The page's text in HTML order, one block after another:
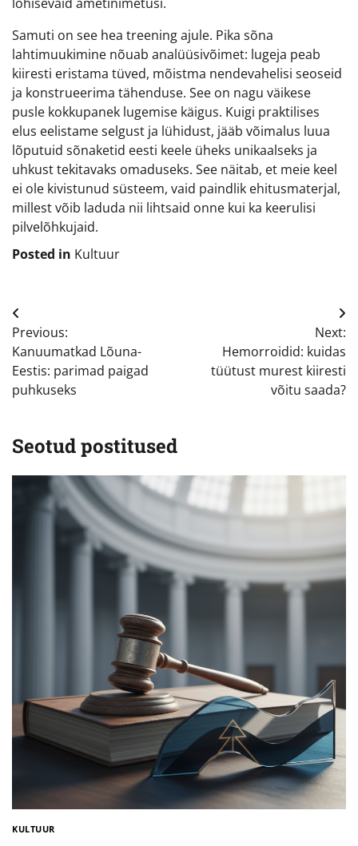
Samuti on see hea treening ajule. Pika sõna
lahtimuukimine nõuab analüüsivõimet: lugeja peab
kiiresti eristama tüved, mõistma nendevahelisi seoseid
ja konstrueerima tähenduse. See on nagu väikese
pusle kokkupanek lugemise käigus. Kuigi praktilises
elus eelistame selgust ja lühidust, jääb võimalus luua
lõputuid sõnaketid eesti keele üheks unikaalseks ja
uhkust tekitavaks omaduseks. See näitab, et meie keel
ei ole kivistunud süsteem, vaid paindlik ehitusmaterjal,
millest võib laduda nii lihtsaid onne kui ka keerulisi
pilvelõhkujaid.
Posted in Kultuur
Navigeerimine
Previous:
Kanuumatkad Lõuna-
Eestis: parimad paigad
puhkuseks
Next:
Hemorroidid: kuidas
tüütust murest kiiresti
võitu saada?
Seotud postitused
KULTUUR